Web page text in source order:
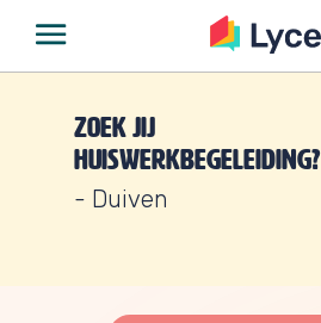
Zoek jij
huiswerkbegeleiding?
- Duiven